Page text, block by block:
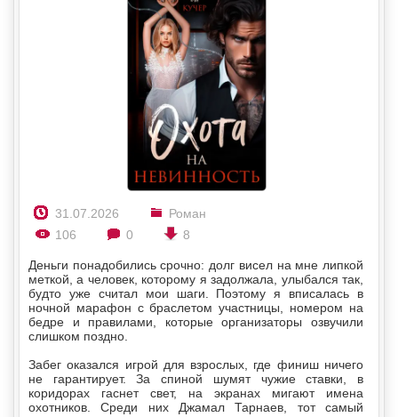
31.07.2026
Роман
106
0 8
Деньги понадобились срочно: долг висел на мне липкой
меткой, а человек, которому я задолжала, улыбался так,
будто уже считал мои шаги. Поэтому я вписалась в
ночной марафон с браслетом участницы, номером на
бедре и правилами, которые организаторы озвучили
слишком поздно.
Забег оказался игрой для взрослых, где финиш ничего
не гарантирует. За спиной шумят чужие ставки, в
коридорах гаснет свет, на экранах мигают имена
охотников. Среди них Джамал Тарнаев, тот самый